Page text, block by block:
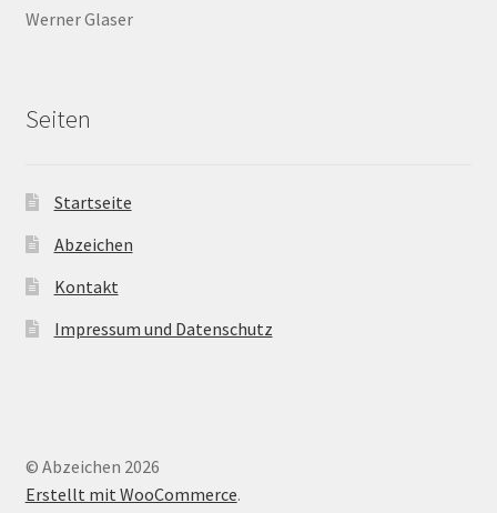
Werner Glaser
Seiten
Startseite
Abzeichen
Kontakt
Impressum und Datenschutz
© Abzeichen 2026
Erstellt mit WooCommerce.